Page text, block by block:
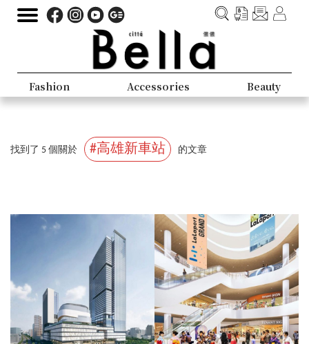
Fashion Accessories Beauty
找到了 5 個關於 #高雄新車站 的文章